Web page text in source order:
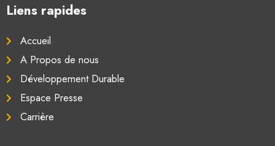
Liens rapides
Accueil
A Propos de nous
Développement Durable
Espace Presse
Carrière